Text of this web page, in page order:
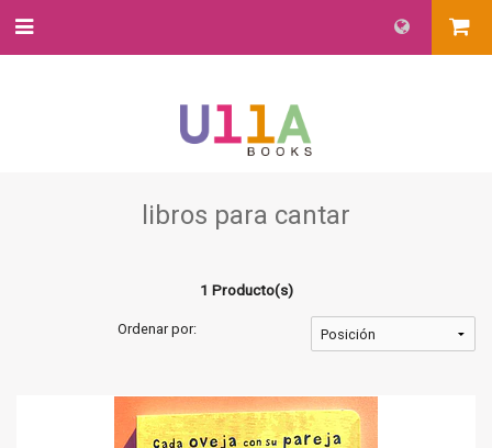
libros para cantar
1 Producto(s)
Ordenar por: